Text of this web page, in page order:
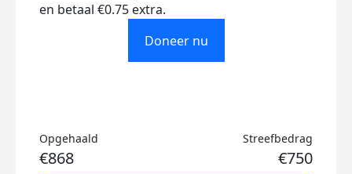
en betaal €0.75 extra.
Doneer nu
Opgehaald
€868
Streefbedrag
€750